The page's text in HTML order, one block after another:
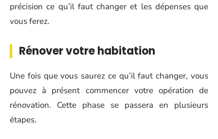
précision ce qu’il faut changer et les dépenses que
vous ferez.
Rénover votre habitation
Une fois que vous saurez ce qu’il faut changer, vous
pouvez à présent commencer votre opération de
rénovation. Cette phase se passera en plusieurs
étapes.